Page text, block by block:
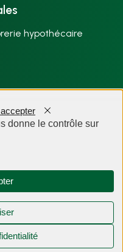
hypothécaire
donne le contrôle sur